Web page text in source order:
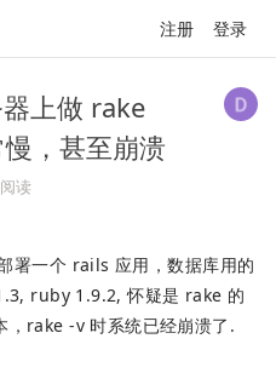
注册 登录
上做 rake
，甚至崩溃
读
署一个 rails 应用，数据库用的
ruby 1.9.2, 怀疑是 rake 的
，rake -v 时系统已经崩溃了.